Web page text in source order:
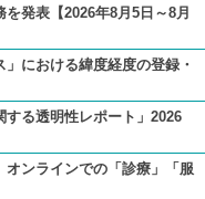
発表【2026年8月5日～8月
における緯度経度の登録・
る透明性レポート」2026
ンラインでの「診療」「服